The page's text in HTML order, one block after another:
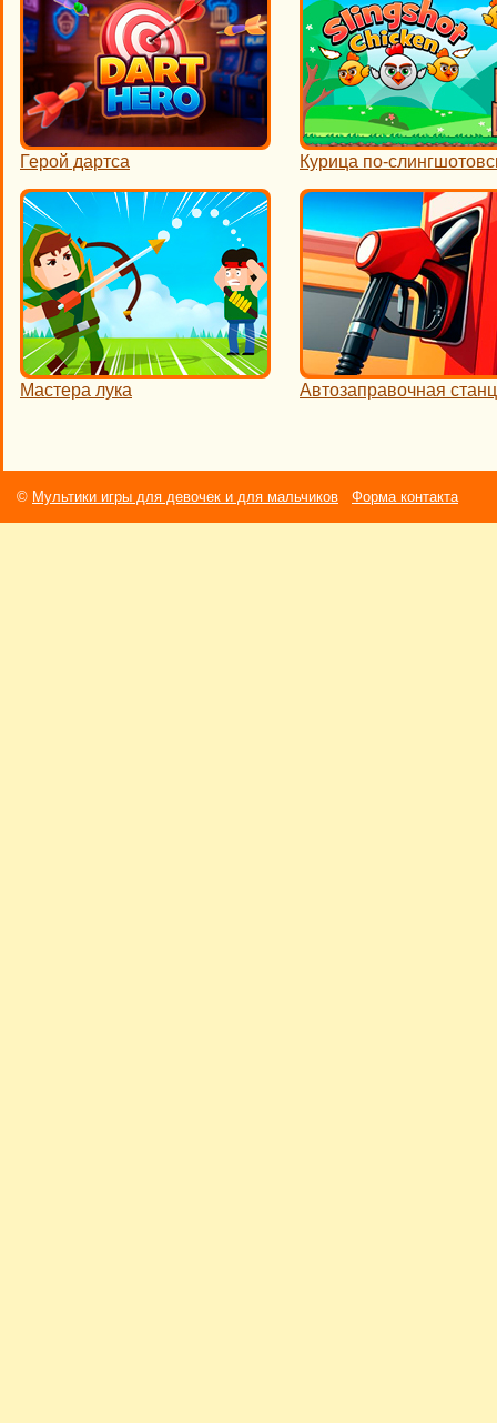
Герой дартса Курица по-
Мастера лука Автозаправочная
© Мультики игры для девочек и для мальчиков Форма контакта